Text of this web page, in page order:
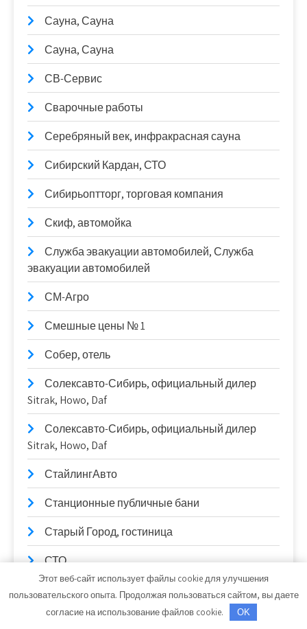
Сауна, Сауна
Сауна, Сауна
СВ-Сервис
Сварочные работы
Серебряный век, инфракрасная сауна
Сибирский Кардан, СТО
Сибирьоптторг, торговая компания
Скиф, автомойка
Служба эвакуации автомобилей, Служба
эвакуации автомобилей
СМ-Агро
Смешные цены № 1
Собер, отель
Солексавто-Сибирь, официальный дилер
Sitrak, Howo, Daf
Солексавто-Сибирь, официальный дилер
Sitrak, Howo, Daf
СтайлингАвто
Станционные публичные бани
Старый Город, гостиница
СТО
Стройландия
Этот веб-сайт использует файлы cookie для улучшения
пользовательского опыта. Продолжая пользоваться сайтом, вы даете
согласие на использование файлов cookie.
OK